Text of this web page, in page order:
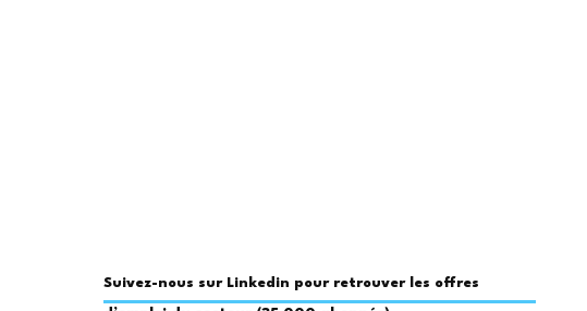
Suivez-nous sur Linkedin pour retrouver les offres